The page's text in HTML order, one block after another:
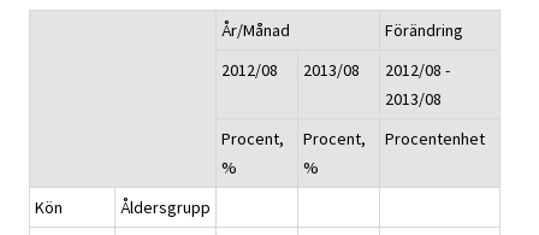
År/Månad
Förändring
2012/08
2013/08
2012/08 -
2013/08
Procent,
%
Procent,
%
Procentenhet
Kön
Åldersgrupp